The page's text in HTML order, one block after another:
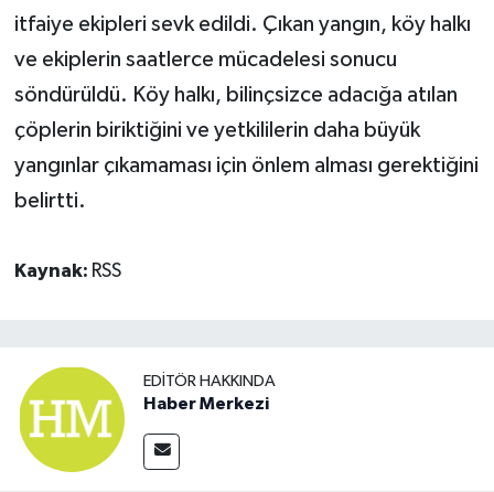
itfaiye ekipleri sevk edildi. Çıkan yangın, köy halkı
ve ekiplerin saatlerce mücadelesi sonucu
söndürüldü. Köy halkı, bilinçsizce adacığa atılan
çöplerin biriktiğini ve yetkililerin daha büyük
yangınlar çıkamaması için önlem alması gerektiğini
belirtti.
Kaynak: RSS
EDITÖR HAKKINDA
Haber Merkezi